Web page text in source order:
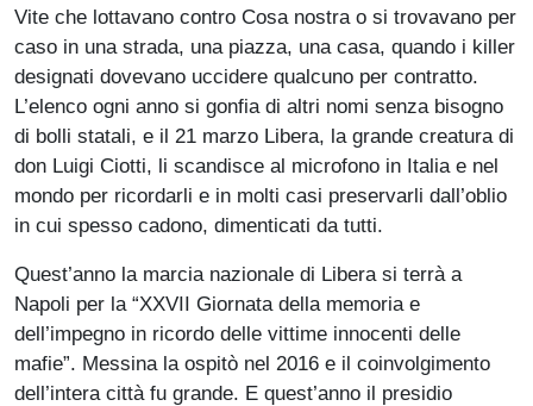
Vite che lottavano contro Cosa nostra o si trovavano per
caso in una strada, una piazza, una casa, quando i killer
designati dovevano uccidere qualcuno per contratto.
L’elenco ogni anno si gonfia di altri nomi senza bisogno
di bolli statali, e il 21 marzo Libera, la grande creatura di
don Luigi Ciotti, li scandisce al microfono in Italia e nel
mondo per ricordarli e in molti casi preservarli dall’oblio
in cui spesso cadono, dimenticati da tutti.
Quest’anno la marcia nazionale di Libera si terrà a
Napoli per la “XXVII Giornata della memoria e
dell’impegno in ricordo delle vittime innocenti delle
mafie”. Messina la ospitò nel 2016 e il coinvolgimento
dell’intera città fu grande. E quest’anno il presidio